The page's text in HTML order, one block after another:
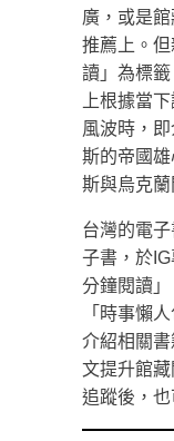
廣，或是
推薦上。
讀」為標
上根據當
風波時，
斯的帝國
斯與烏克蘭
台灣的電
子書，於
分鐘閱讀
「時事懶
介紹相關
文提升館
追蹤後，也